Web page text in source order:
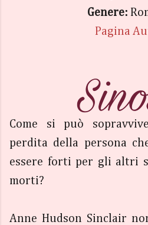
Genere:
Pagina
Come si può
perdita della persona
essere forti per gli altri
morti?
Anne Hudson Sinclair